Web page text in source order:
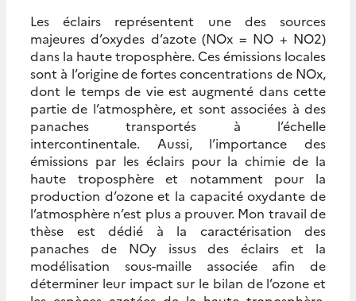
Les éclairs représentent une des sources
majeures d’oxydes d’azote (NOx = NO + NO2)
dans la haute troposphère. Ces émissions locales
sont à l’origine de fortes concentrations de NOx,
dont le temps de vie est augmenté dans cette
partie de l’atmosphère, et sont associées à des
panaches transportés à l’échelle
intercontinentale. Aussi, l’importance des
émissions par les éclairs pour la chimie de la
haute troposphère et notamment pour la
production d’ozone et la capacité oxydante de
l’atmosphère n’est plus a prouver. Mon travail de
thèse est dédié à la caractérisation des
panaches de NOy issus des éclairs et la
modélisation sous-maille associée afin de
déterminer leur impact sur le bilan de l’ozone et